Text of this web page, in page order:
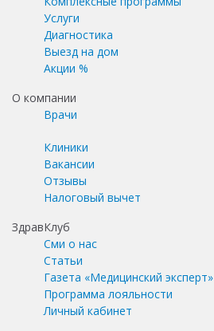
Услуги
Диагностика
Выезд на дом
Акции %
О компании
Врачи
Клиники
Вакансии
Отзывы
Налоговый вычет
ЗдравКлуб
Сми о нас
Статьи
Газета «Медицинский эксперт»
Программа лояльности
Личный кабинет